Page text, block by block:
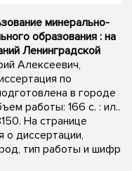
минерально-
образования : на
Ленинградской
Алексеевич,
по
в городе
работы: 166 с. : ил..
На странице
о диссертации,
тип работы и шифр